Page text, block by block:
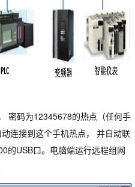
密码为12345678的热点（任何手
连接到这个手机热点， 并自动联
的USB口。电脑端运行远程组网